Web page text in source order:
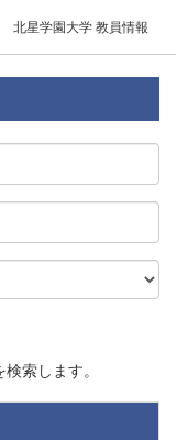
北星学園大学 教員情報
索します。